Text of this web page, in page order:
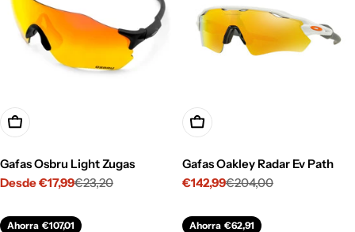
Opciones
Gafas Osbru Light Zugas
Precio
venta
Desde €17,99
Precio
€23,20
Opciones
Gafas Oakley Radar Ev Path
Precio
venta
€142,99
Precio €204,00
Ahorra €107,01 Ahorra €62,91